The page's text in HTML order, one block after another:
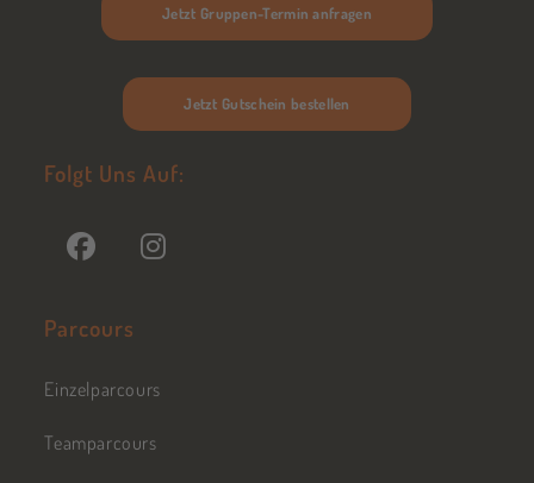
Jetzt Gruppen-Termin anfragen
Jetzt Gutschein bestellen
Folgt Uns Auf:
Parcours
Einzelparcours
Teamparcours